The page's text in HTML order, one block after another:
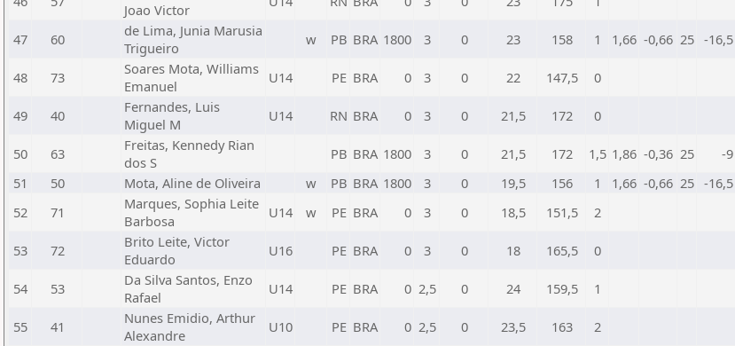
Joao Victor
47 60
de Lima, Junia Marusia
Trigueiro
w PB BRA 1800 3 0 23 158 1 1,66 -0,66 25 -16,5
48 73
Soares Mota, Williams
Emanuel
U14 PE BRA 0 3 0 22 147,5 0
49 40
Fernandes, Luis
Miguel M
U14 RN BRA 0 3 0 21,5 172 0
50 63
Freitas, Kennedy Rian
dos S
PB BRA 1800 3 0 21,5 172 1,5 1,86 -0,36 25
-9
51
50 Mota, Aline de Oliveira w PB BRA 1800 3 0 19,5 156 1 1,66 -0,66 25 -16,5
52
71
Marques, Sophia Leite
Barbosa
U14 w PE BRA 0 3 0 18,5 151,5 2
53 72
Brito Leite, Victor
Eduardo
U16 PE BRA 0 3 0 18 165,5 0
54 53
Da Silva Santos, Enzo
Rafael
U14 PE BRA 0 2,5 0 24 159,5 1
55 41
Nunes Emidio, Arthur
Alexandre
U10 PE BRA 0 2,5 0 23,5 163 2